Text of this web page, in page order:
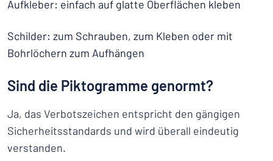
Aufkleber: einfach auf glatte Oberflächen kleben
Schilder: zum Schrauben, zum Kleben oder mit
Bohrlöchern zum Aufhängen
Sind die Piktogramme genormt?
Ja, das Verbotszeichen entspricht den gängigen
Sicherheitsstandards und wird überall eindeutig
verstanden.